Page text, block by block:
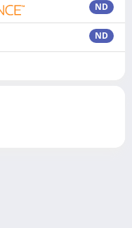
ND
ND